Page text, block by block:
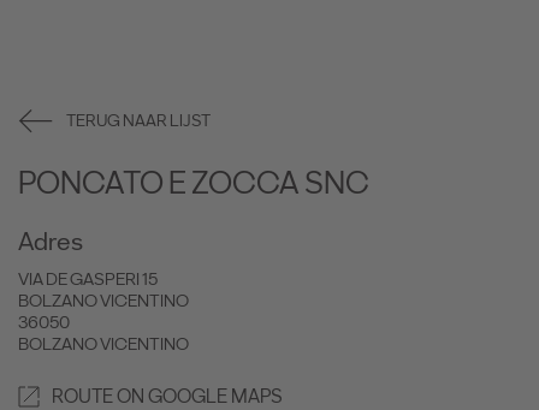
TERUG NAAR LIJST
PONCATO E ZOCCA SNC
Adres
VIA DE GASPERI 15
BOLZANO VICENTINO
36050
BOLZANO VICENTINO
ROUTE ON GOOGLE MAPS